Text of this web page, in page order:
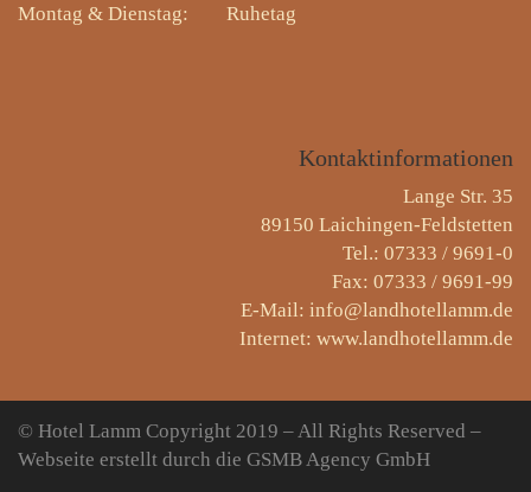
Montag & Dienstag: Ruhetag
Kontaktinformationen
Lange Str. 35
89150 Laichingen-Feldstetten
Tel.: 07333 / 9691-0
Fax: 07333 / 9691-99
E-Mail: info@landhotellamm.de
Internet: www.landhotellamm.de
© Hotel Lamm Copyright 2019 – All Rights Reserved –
Webseite erstellt durch die GSMB Agency GmbH